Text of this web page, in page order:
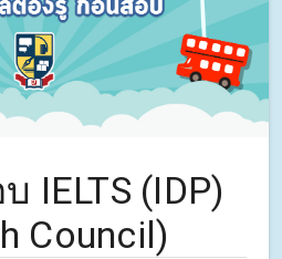
IELTS (IDP)
Council)